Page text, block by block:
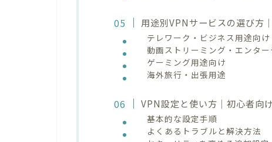
用途別VPNサービスの選び方
テレワーク・ビジネス用途向け
動画ストリーミング・エンタ
ゲーミング用途向け
海外旅行・出張用途
VPN設定と使い方｜初心者向
基本的な設定手順
よくあるトラブルと解決方法